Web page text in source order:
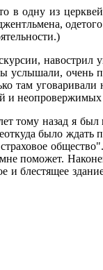
одну из
навострил
услышали, очень
там
и неопровержимых
тому назад я
было ждать
поможет.
и блестящее